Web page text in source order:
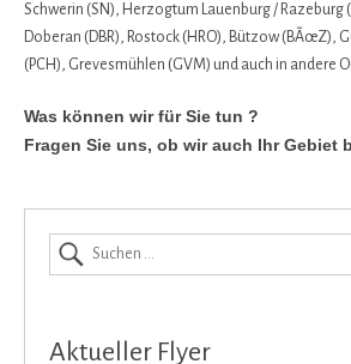
Schwerin (SN), Herzogtum Lauenburg / Razeburg
Doberan (DBR), Rostock (HRO), Bützow (BÃœZ),
(PCH), Grevesmühlen (GVM) und auch in andere
Was können wir für Sie tun ?
Fragen Sie uns, ob wir auch Ihr Gebiet
Aktueller Flyer